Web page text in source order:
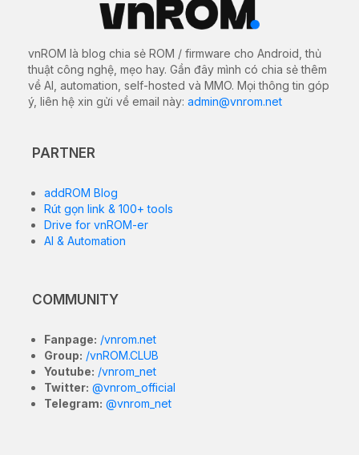
Tại đây bạn có thể tải về bộ file ROM gốc (Stock
Firmware) chính thức mới nhất cho
Tab V7 PB-6505Y / PB-6505M / PB-6505MC
mềm, sửa lỗi treo logo (bootloop), nâng cấp/hạ cấp
sản xuất.
Màn hình
6.95-inch IPS FHD (1080 x 2160
pixels), 18:9 aspect ratio